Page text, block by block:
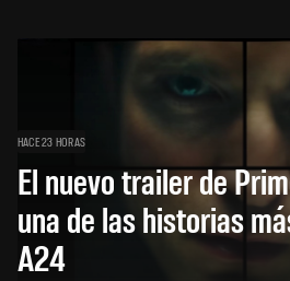
HACE 23 HORAS
El nuevo trailer de
una de las historias
A24